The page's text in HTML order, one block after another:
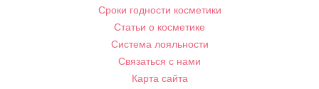
Сроки годности косметики
Статьи о косметике
Система лояльности
Связаться с нами
Карта сайта